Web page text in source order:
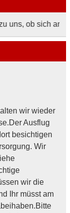
sich an den
wir wieder
Ausflug
besichtigen
Wir
wir die
Ihr müsst am